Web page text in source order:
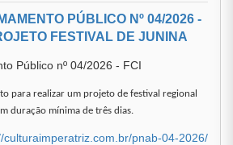
PÚBLICO Nº 04/2026 -
FESTIVAL DE JUNINA
Público nº 04/2026 - FCI
para realizar um projeto de festival regional
duração mínima de três dias.
culturaimperatriz.com.br/pnab-04-2026/